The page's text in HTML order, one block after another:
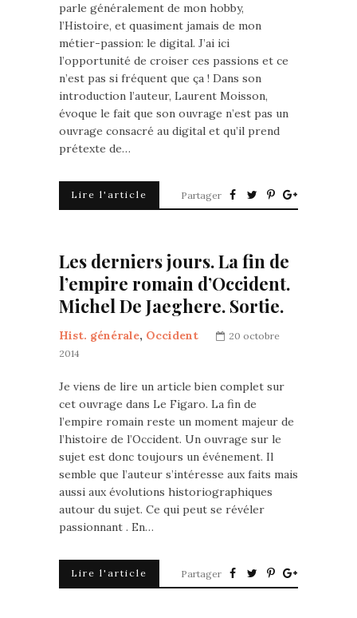
parle généralement de mon hobby,
l’Histoire, et quasiment jamais de mon
métier-passion: le digital. J’ai ici
l’opportunité de croiser ces passions et ce
n’est pas si fréquent que ça ! Dans son
introduction l’auteur, Laurent Moisson,
évoque le fait que son ouvrage n’est pas un
ouvrage consacré au digital et qu’il prend
prétexte de…
Lire l'article Partager
Les derniers jours. La fin de
l’empire romain d’Occident.
Michel De Jaeghere. Sortie.
Hist. générale, Occident
20 octobre
2014
Je viens de lire un article bien complet sur
cet ouvrage dans Le Figaro. La fin de
l’empire romain reste un moment majeur de
l’histoire de l’Occident. Un ouvrage sur le
sujet est donc toujours un événement. Il
semble que l’auteur s’intéresse aux faits mais
aussi aux évolutions historiographiques
autour du sujet. Ce qui peut se révéler
passionnant . En…
Lire l'article Partager